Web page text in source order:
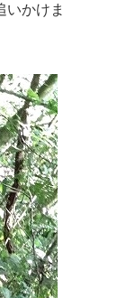
いかけま